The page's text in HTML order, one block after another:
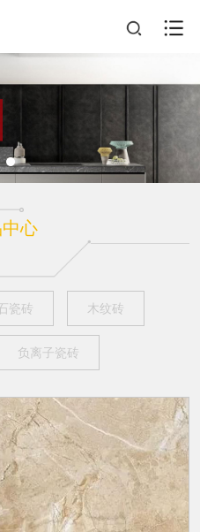
心
瓷砖 木纹砖
负离子瓷砖